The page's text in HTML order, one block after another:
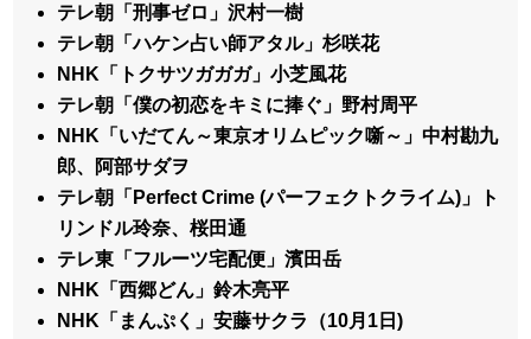
テレ朝「刑事ゼロ」沢村一樹
テレ朝「ハケン占い師アタル」杉咲花
NHK「トクサツガガガ」小芝風花
テレ朝「僕の初恋をキミに捧ぐ」野村周平
NHK「いだてん～東京オリムピック噺～」中村勘九
郎、阿部サダヲ
テレ朝「Perfect Crime (パーフェクトクライム)」ト
リンドル玲奈、桜田通
テレ東「フルーツ宅配便」濱田岳
NHK「西郷どん」鈴木亮平
NHK「まんぷく」安藤サクラ（10月1日)